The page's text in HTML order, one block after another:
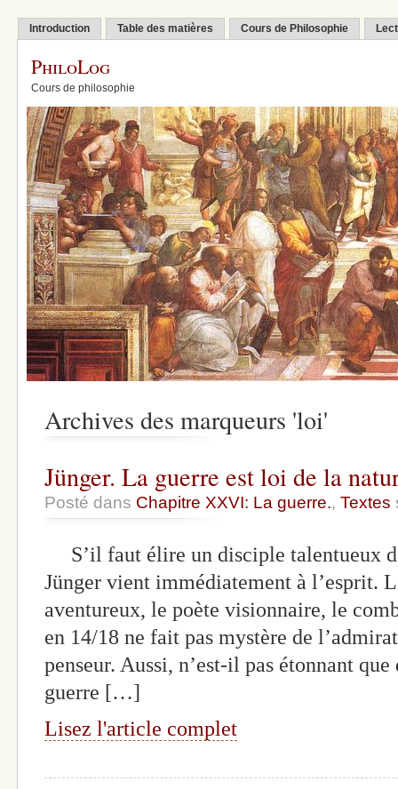
Introduction Table des matières Cours de Philosophie
PhiloLog
Cours de philosophie
Archives des marqueurs 'loi'
Jünger. La guerre est loi de la
Posté dans Chapitre XXVI: La guerre., Textes
S’il faut élire un disciple talentueux
Jünger vient immédiatement à l’esprit.
aventureux, le poète visionnaire, le
en 14/18 ne fait pas mystère de
penseur. Aussi, n’est-il pas étonnant
guerre […]
Lisez l'article complet